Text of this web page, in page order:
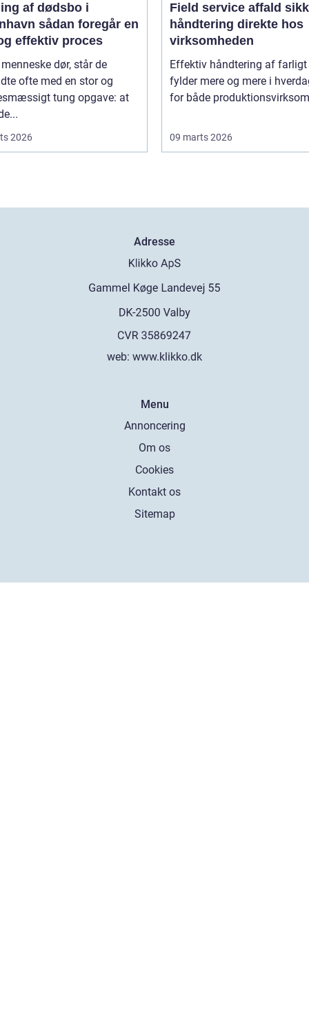
af dødsbo i
foregår en
effektiv proces
dør, står de
ofte med en stor og
tung opgave: at
2026
Field service affald sikker
håndtering direkte hos
virksomheden
Effektiv håndtering af
fylder mere og mere i
for både
09 marts 2026
Adresse
web: www.klikko.dk
Menu
Annoncering
Om os
Cookies
Kontakt os
Sitemap